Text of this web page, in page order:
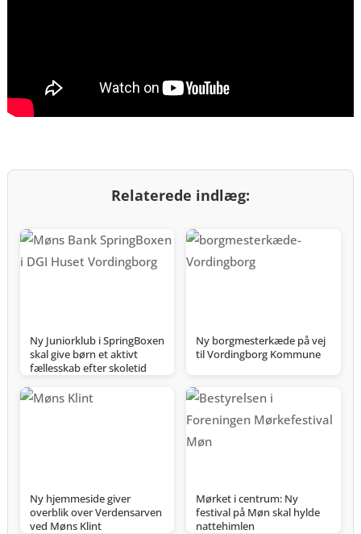
Relaterede indlæg:
Ny Juniorklub i SpringBoxen
skal give børn et aktivt
fællesskab efter skoletid
Ny borgmesterkæde på vej
til Vordingborg Kommune
Ny hjemmeside giver
overblik over Verdensarven
ved Møns Klint
Mørket i centrum: Ny
festival på Møn skal hylde
nattehimlen